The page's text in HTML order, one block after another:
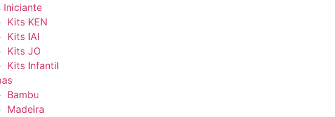
Iniciante
Kits KEN
Kits IAI
Kits JO
Kits Infantil
Bambu
Madeira